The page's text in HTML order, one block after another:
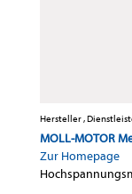
Hersteller ,
MOLL-MOTOR
Zur Homepage